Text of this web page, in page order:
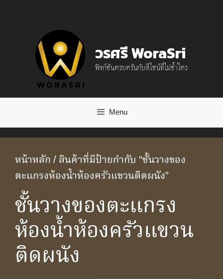
วรศรี WoraSri
ฟังก์ชันครบครันกับดีไซน์ที่ไม่ซ้ำใคร
Menu
หน้าหลัก/ สินค้าที่มีป้ายกำกับ “ชั้นวางของ
ตะแกรงห้องน้ำห้องครัวแขวนติดผนัง”
ชั้นวางของตะแกรง
ห้องน้ำห้องครัวแขวน
ติดผนัง